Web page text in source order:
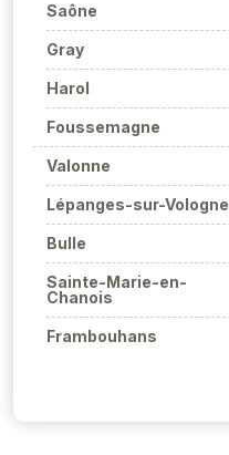
Saône
Gray
Harol
Foussemagne
Valonne
Lépanges-sur-Vologne
Bulle
Sainte-Marie-en-
Chanois
Frambouhans